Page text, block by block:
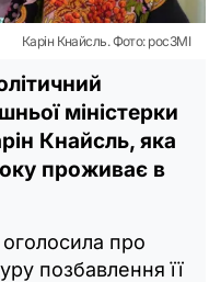
Карін Кнайсль. Фото: росЗМІ
міністерки
Кнайсль, яка
проживає в
оголосила про
позбавлення її